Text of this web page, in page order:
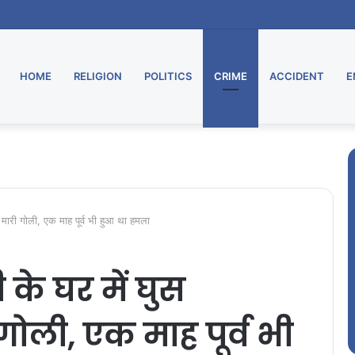
HOME RELIGION POLITICS CRIME ACCIDENT
गोली, एक माह पूर्व भी हुआ था हमला
के घर में घुस
एक माह पूर्व भी